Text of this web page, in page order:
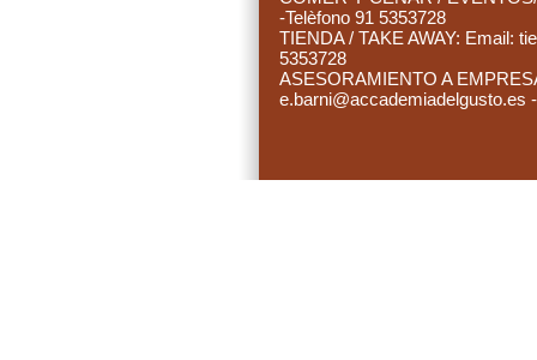
-Telèfono 91 5353728
TIENDA / TAKE AWAY: Email:
5353728
ASESORAMIENTO A
e.barni@accademiadelgusto.es